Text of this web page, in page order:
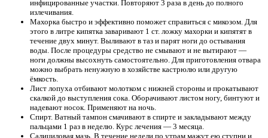
инфицированные участки. Повторяют 3 раза в день до полного
излечивания.
Махорка быстро и эффективно поможет справиться с микозом. Для
этого в литре кипятка заваривают 1 ст. ложку махорки и кипятят в
течение двух минут. Выливают в таз и парят ноги до остывания
воды. После процедуры средство не смывают и не вытирают —
ноги должны высохнуть самостоятельно. Для приготовления отвара
можно выбрать ненужную в хозяйстве кастрюлю или другую
ёмкость.
Лист лопуха отбивают молотком с нижней стороны и прокатывают
скалкой до выступления сока. Оборачивают листом ногу, бинтуют и
надевают носок. Применяют на ночь.
Спирт. Ватный тампон смачивают в спирте и закладывают между
пальцами 1 раз в неделю. Курс лечения — 3 месяца.
Салициловая мазь. В течение недели по утрам мажут ею ступни и